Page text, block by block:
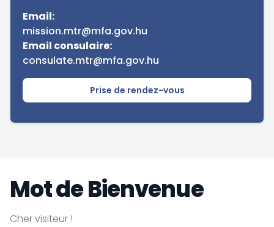
Email:
mission.mtr@mfa.gov.hu
Email consulaire:
consulate.mtr@mfa.gov.hu
Prise de rendez-vous
Mot de Bienvenue
Cher visiteur !